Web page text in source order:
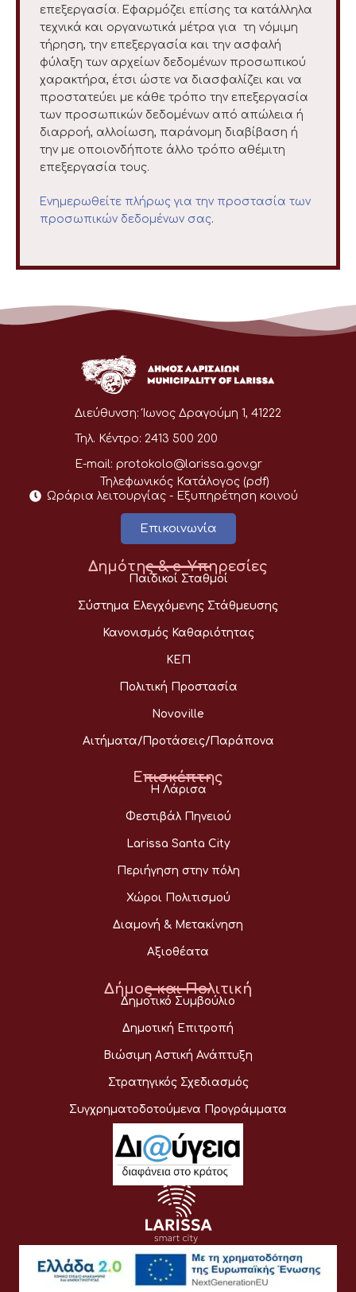
επεξεργασία. Εφαρμόζει επίσης τα κατάλληλα
τεχνικά και οργανωτικά μέτρα για τη νόμιμη
τήρηση, την επεξεργασία και την ασφαλή
φύλαξη των αρχείων δεδομένων προσωπικού
χαρακτήρα, έτσι ώστε να διασφαλίζει και να
προστατεύει με κάθε τρόπο την επεξεργασία
των προσωπικών δεδομένων από απώλεια ή
διαρροή, αλλοίωση, παράνομη διαβίβαση ή
την με οποιονδήποτε άλλο τρόπο αθέμιτη
επεξεργασία τους.
Ενημερωθείτε πλήρως για την προστασία των
προσωπικών δεδομένων σας.
Διεύθυνση: Ίωνος Δραγούμη 1, 41222
Τηλ. Κέντρο: 2413 500 200
E-mail: protokolo@larissa.gov.gr
Τηλεφωνικός Κατάλογος (pdf)
Ωράρια λειτουργίας - Eξυπηρέτηση κοινού
Επικοινωνία
Δημότης & e-Υπηρεσίες
Παιδικοί Σταθμοί
Σύστημα Ελεγχόμενης Στάθμευσης
Κανονισμός Καθαριότητας
ΚΕΠ
Πολιτική Προστασία
Novoville
Αιτήματα/Προτάσεις/Παράπονα
Επισκέπτης
Η Λάρισα
Φεστιβάλ Πηνειού
Larissa Santa City
Περιήγηση στην πόλη
Χώροι Πολιτισμού
Διαμονή & Μετακίνηση
Αξιοθέατα
Δήμος και Πολιτική
Δημοτικό Συμβούλιο
Δημοτική Επιτροπή
Βιώσιμη Αστική Ανάπτυξη
Στρατηγικός Σχεδιασμός
Συγχρηματοδοτούμενα Προγράμματα